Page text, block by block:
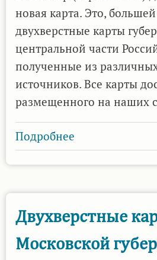
обновлением
новая карта. Это,
двухверстные карты
центральной части
полученные из
источников. Все карты
размещенного на наших
Подробнее
Большое
пакета
карт
для
Двухверстные
Московской